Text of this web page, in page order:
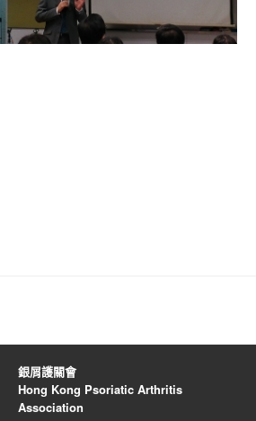
銀屑護關會
Hong Kong Psoriatic Arthritis
Association